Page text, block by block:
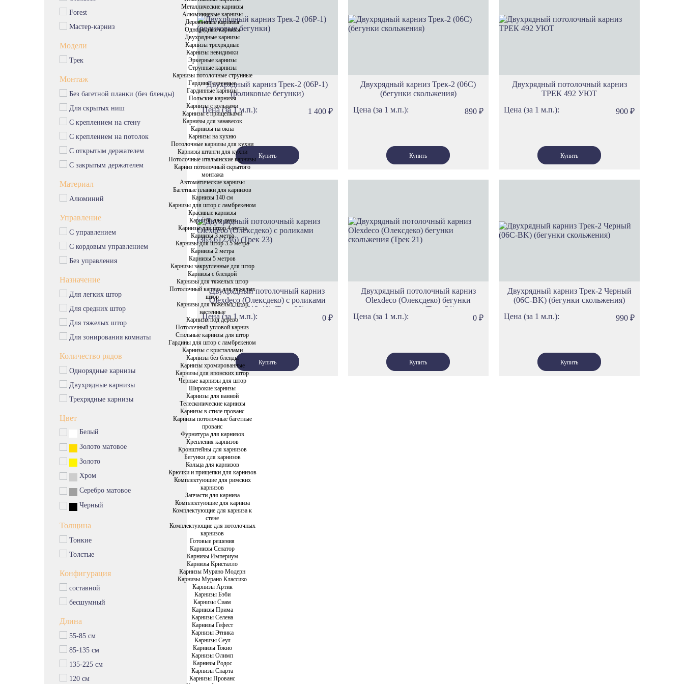
Металлические карнизы
Алюминиевые карнизы
Деревянные карнизы
Однорядные карнизы
Двухрядные карнизы
Карнизы трехрядные
Карнизы невидимки
Эркерные карнизы
Струнные карнизы
Карнизы потолочные струнные
Гардины струнные
Гардинные карнизы
Польские карнизы
Карнизы с кольцами
Карнизы с прищепками
Карнизы для занавесок
Карнизы на окна
Карнизы на кухню
Потолочные карнизы для кухни
Карнизы штанги для кухни
Потолочные итальянские карнизы
Карниз потолочный скрытого
монтажа
Автоматические карнизы
Багетные планки для карнизов
Карнизы 140 см
Карнизы для штор с ламбрекеном
Красивые карнизы
Карнизы для дачи
Карнизы для штор 4 метра
Карнизы 3 метра
Карнизы для штор 3.5 метра
Карнизы 2 метра
Карнизы 5 метров
Карнизы закругленные для штор
Карнизы с блендой
Карнизы для тяжелых штор
Потолочный карниз для тяжелых
штор
Карнизы для тяжелых штор
настенные
Карнизы под дерево
Потолочный угловой карниз
Стильные карнизы для штор
Гардины для штор с ламбрекеном
Карнизы с кристаллами
Карнизы без бленды
Карнизы хромированные
Карнизы для японских штор
Черные карнизы для штор
Широкие карнизы
Карнизы для ванной
Телескопические карнизы
Карнизы в стиле прованс
Карнизы потолочные багетные
прованс
Фурнитура для карнизов
Крепления карнизов
Кронштейны для карнизов
Бегунки для карнизов
Кольца для карнизов
Крючки и прищепки для карнизов
Комплектующие для римских
карнизов
Запчасти для карниза
Комплектующие для карниза
Комплектующие для карниза к
стене
Комплектующие для потолочных
карнизов
Готовые решения
Карнизы Сенатор
Карнизы Империум
Карнизы Кристалло
Карнизы Мурано Модерн
Карнизы Мурано Классико
Карнизы Артик
Карнизы Бэби
Карнизы Сиам
Карнизы Прима
Карнизы Селена
Карнизы Гефест
Карнизы Этника
Карнизы Сеул
Карнизы Токио
Карнизы Олимп
Карнизы Родос
Карнизы Спарта
Карнизы Прованс
Пластиковые карнизы
Металлические карнизы
Деревянные карнизы
Двухрядные карнизы
Карнизы трехрядные
Карнизы невидимки
Эркерные карнизы
Карнизы Селена
Карнизы Токио
Карнизы Олимп
Карнизы Флоренция
Карнизы Ломбардия
Карнизы Нотр Дам
Карнизы Уффици
Карнизы Техностиль
Карнизы Мюнхен
Forest
Мастер-карниз
Модели
Трек
Монтаж
Без багетной планки (без бленды)
Для скрытых ниш
С креплением на стену
С креплением на потолок
С открытым держателем
С закрытым держателем
Материал
Алюминий
Управление
С управлением
С кордовым управлением
Без управления
Назначение
Для легких штор
Для средних штор
Для тяжелых штор
Для зонирования комнаты
Количество рядов
Однорядные карнизы
Двухрядные карнизы
Трехрядные карнизы
Цвет
Белый
Золото матовое
Золото
Хром
Серебро матовое
Черный
Толщина
Тонкие
Толстые
Конфигурация
составной
бесшумный
Длина
55-85 см
85-135 см
135-225 см
120 см
Двухрядный карниз Трек-2 (06Р-1)
(роликовые бегунки)
Цена (за 1 м.п.):
1 400 ₽
Двухрядный карниз Трек-2 (06С)
(бегунки скольжения)
Цена (за 1 м.п.):
890₽
Двухрядный потолочный карниз
ТРЕК 492 УЮТ
Цена (за 1 м.п.):
900 ₽
Двухрядный потолочный карниз
Olexdeco (Олексдеко) c роликами
(363.612.46) (Трек 23)
Цена (за 1 м.п.):
0 ₽
Двухрядный потолочный карниз
Olexdeco (Олексдеко) бегунки
скольжения (Трек 21)
Цена (за 1 м.п.):
0₽
Двухрядный карниз Трек-2 Черный
(06С-BK) (бегунки скольжения)
Цена (за 1 м.п.):
990 ₽